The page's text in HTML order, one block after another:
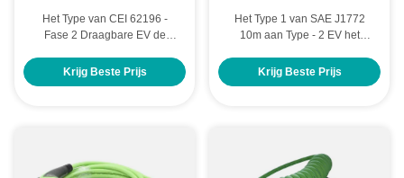
Het Type van CEI 62196 -
Fase 2 Draagbare EV de
van 22kW
Krijg Beste Prijs
Het Type 1 van SAE J1772
10m aan Type - 2 EV het
het Standaard Aan de grond
Krijg Beste Prijs